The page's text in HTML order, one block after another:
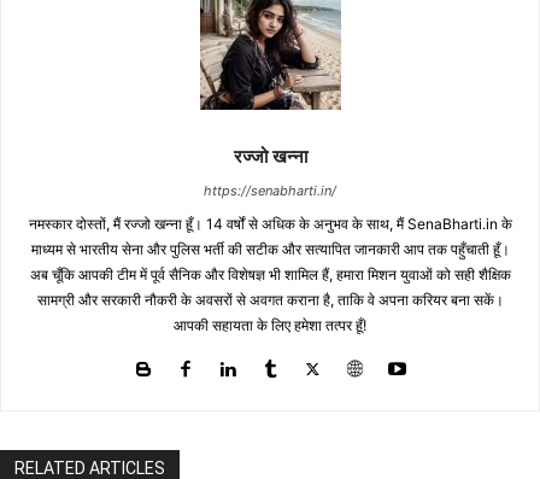
रज्जो खन्ना
https://senabharti.in/
नमस्कार दोस्तों, मैं रज्जो खन्ना हूँ। 14 वर्षों से अधिक के अनुभव के साथ, मैं SenaBharti.in के
माध्यम से भारतीय सेना और पुलिस भर्ती की सटीक और सत्यापित जानकारी आप तक पहुँचाती हूँ।
अब चूँकि आपकी टीम में पूर्व सैनिक और विशेषज्ञ भी शामिल हैं, हमारा मिशन युवाओं को सही शैक्षिक
सामग्री और सरकारी नौकरी के अवसरों से अवगत कराना है, ताकि वे अपना करियर बना सकें।
आपकी सहायता के लिए हमेशा तत्पर हूँ!
RELATED ARTICLES